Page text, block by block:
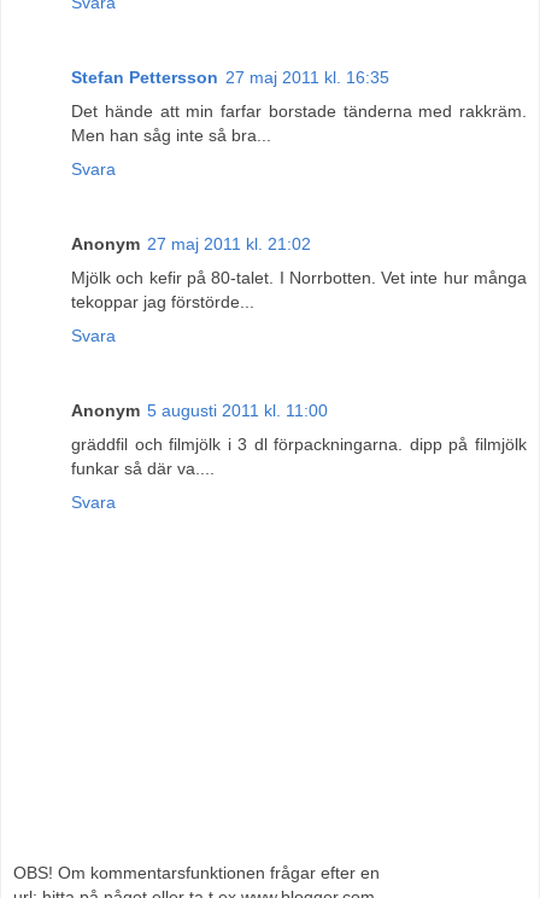
Stefan Pettersson 27 maj 2011 kl. 16:35
Det hände att min farfar borstade tänderna med rakkräm.
Men han såg inte så bra...
Svara
Anonym 27 maj 2011 kl. 21:02
Mjölk och kefir på 80-talet. I Norrbotten. Vet inte hur många
tekoppar jag förstörde...
Svara
Anonym 5 augusti 2011 kl. 11:00
gräddfil och filmjölk i 3 dl förpackningarna. dipp på filmjölk
funkar så där va....
Svara
OBS! Om kommentarsfunktionen frågar efter en